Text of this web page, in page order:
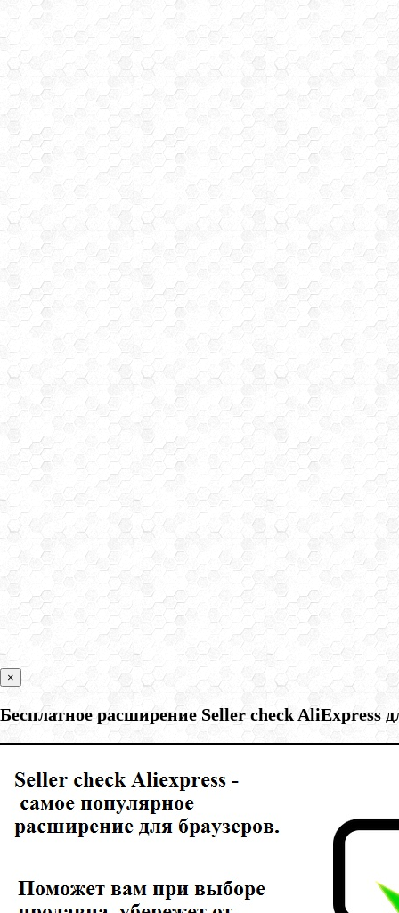
×
Бесплатное расширение Seller check AliExpress